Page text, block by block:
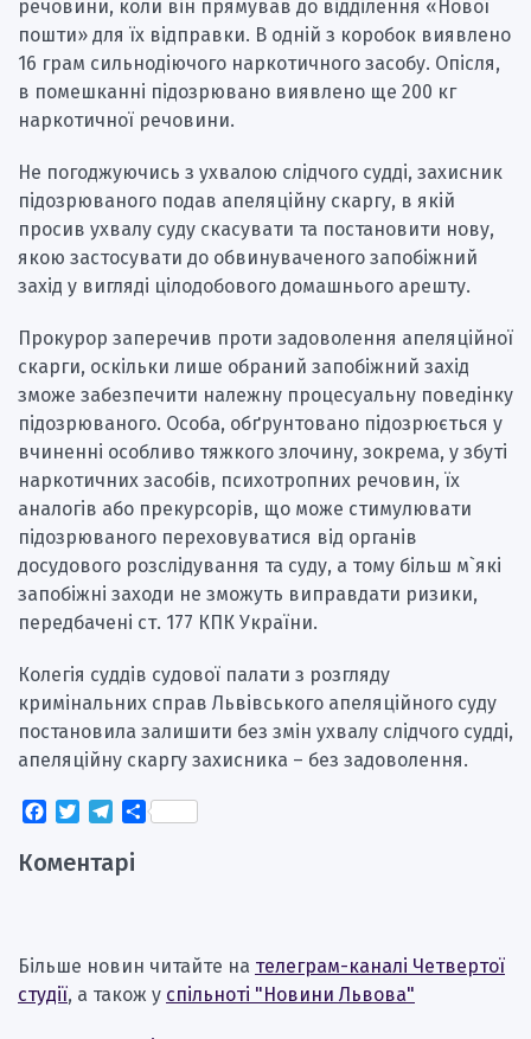
речовини, коли він прямував до відділення «Нової
пошти» для їх відправки. В одній з коробок виявлено
16 грам сильнодіючого наркотичного засобу. Опісля,
в помешканні підозрювано виявлено ще 200 кг
наркотичної речовини.
Не погоджуючись з ухвалою слідчого судді, захисник
підозрюваного подав апеляційну скаргу, в якій
просив ухвалу суду скасувати та постановити нову,
якою застосувати до обвинуваченого запобіжний
захід у вигляді цілодобового домашнього арешту.
Прокурор заперечив проти задоволення апеляційної
скарги, оскільки лише обраний запобіжний захід
зможе забезпечити належну процесуальну поведінку
підозрюваного. Особа, обґрунтовано підозрюється у
вчиненні особливо тяжкого злочину, зокрема, у збуті
наркотичних засобів, психотропних речовин, їх
аналогів або прекурсорів, що може стимулювати
підозрюваного переховуватися від органів
досудового розслідування та суду, а тому більш м`які
запобіжні заходи не зможуть виправдати ризики,
передбачені ст. 177 КПК України.
Колегія суддів судової палати з розгляду
кримінальних справ Львівського апеляційного суду
постановила залишити без змін ухвалу слідчого судді,
апеляційну скаргу захисника – без задоволення.
Facebook
TwitterTelegram
Поділитися
Коментарі
Більше новин читайте на телеграм-каналі Четвертої
студії, а також у спільноті "Новини Львова"